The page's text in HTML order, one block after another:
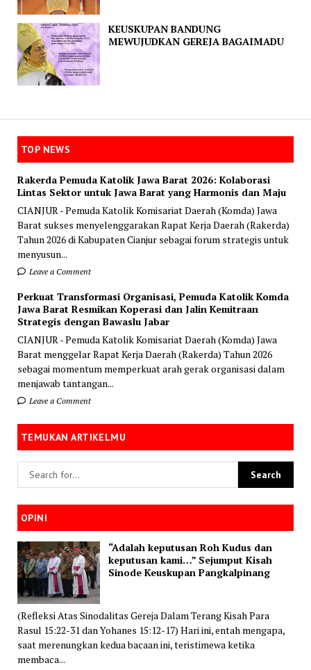
KEUSKUPAN BANDUNG
MEWUJUDKAN GEREJA BAGAIMADU
TOP NEWS
Rakerda Pemuda Katolik Jawa Barat 2026: Kolaborasi
Lintas Sektor untuk Jawa Barat yang Harmonis dan Maju
CIANJUR - Pemuda Katolik Komisariat Daerah (Komda) Jawa
Barat sukses menyelenggarakan Rapat Kerja Daerah (Rakerda)
Tahun 2026 di Kabupaten Cianjur sebagai forum strategis untuk
menyusun...
Leave a Comment
Perkuat Transformasi Organisasi, Pemuda Katolik Komda
Jawa Barat Resmikan Koperasi dan Jalin Kemitraan
Strategis dengan Bawaslu Jabar
CIANJUR - Pemuda Katolik Komisariat Daerah (Komda) Jawa
Barat menggelar Rapat Kerja Daerah (Rakerda) Tahun 2026
sebagai momentum memperkuat arah gerak organisasi dalam
menjawab tantangan...
Leave a Comment
TEMUKAN ARTIKELMU
OPINI
“Adalah keputusan Roh Kudus dan
keputusan kami…” Sejumput Kisah
Sinode Keuskupan Pangkalpinang
(Refleksi Atas Sinodalitas Gereja Dalam Terang Kisah Para
Rasul 15:22-31 dan Yohanes 15:12-17) Hari ini, entah mengapa,
saat merenungkan kedua bacaan ini, teristimewa ketika
membaca...